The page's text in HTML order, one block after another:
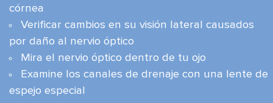
córnea
Verificar cambios en su visión lateral causados ​​
por daño al nervio óptico
Mira el nervio óptico dentro de tu ojo
Examine los canales de drenaje con una lente de
espejo especial